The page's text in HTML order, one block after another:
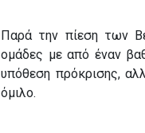
Παρά την πίεση των
ομάδες με από έναν
υπόθεση πρόκρισης,
όμιλο.